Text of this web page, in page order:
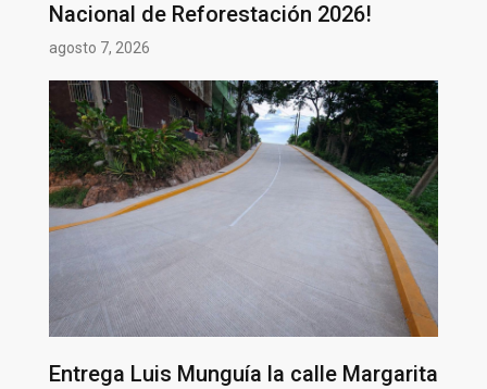
Nacional de Reforestación 2026!
agosto 7, 2026
Entrega Luis Munguía la calle Margarita